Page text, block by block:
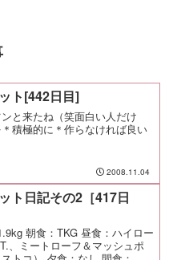
ト[442日目]
と来たね（笑面白い人だけ
積極的に＊作らなければ良い
2008.11.04
ト日記その2［417日
朝食：TKG 昼食：ハイロー
、ミートローフ＆マッシュポ